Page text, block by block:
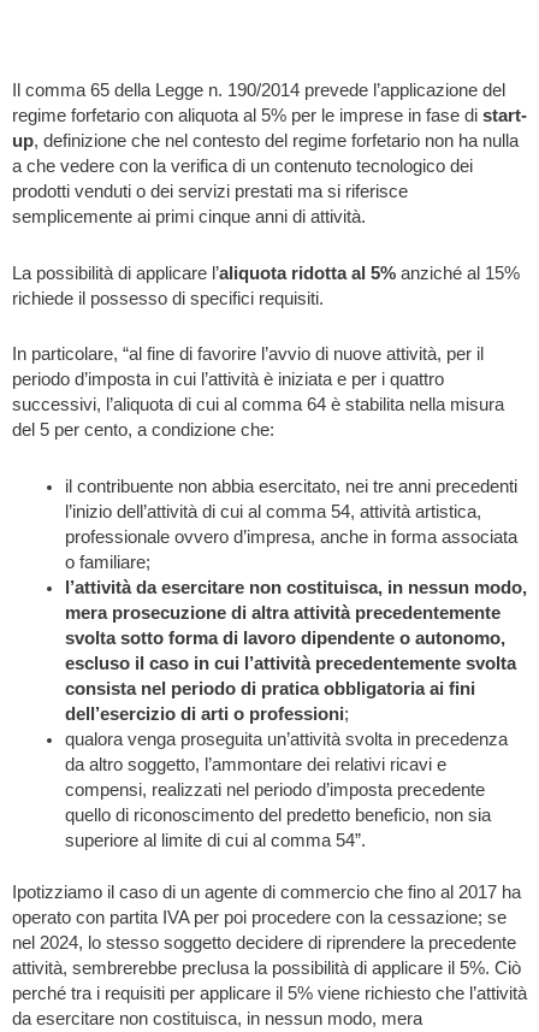
Il comma 65 della Legge n. 190/2014 prevede l’applicazione del
regime forfetario con aliquota al 5% per le imprese in fase di start-
up, definizione che nel contesto del regime forfetario non ha nulla
a che vedere con la verifica di un contenuto tecnologico dei
prodotti venduti o dei servizi prestati ma si riferisce
semplicemente ai primi cinque anni di attività.
La possibilità di applicare l’aliquota ridotta al 5% anziché al 15%
richiede il possesso di specifici requisiti.
In particolare, “al fine di favorire l’avvio di nuove attività, per il
periodo d’imposta in cui l’attività è iniziata e per i quattro
successivi, l’aliquota di cui al comma 64 è stabilita nella misura
del 5 per cento, a condizione che:
il contribuente non abbia esercitato, nei tre anni precedenti
l’inizio dell’attività di cui al comma 54, attività artistica,
professionale ovvero d’impresa, anche in forma associata
o familiare;
l’attività da esercitare non costituisca, in nessun modo,
mera prosecuzione di altra attività precedentemente
svolta sotto forma di lavoro dipendente o autonomo,
escluso il caso in cui l’attività precedentemente svolta
consista nel periodo di pratica obbligatoria ai fini
dell’esercizio di arti o professioni;
qualora venga proseguita un’attività svolta in precedenza
da altro soggetto, l’ammontare dei relativi ricavi e
compensi, realizzati nel periodo d’imposta precedente
quello di riconoscimento del predetto beneficio, non sia
superiore al limite di cui al comma 54”.
Ipotizziamo il caso di un agente di commercio che fino al 2017 ha
operato con partita IVA per poi procedere con la cessazione; se
nel 2024, lo stesso soggetto decidere di riprendere la precedente
attività, sembrerebbe preclusa la possibilità di applicare il 5%. Ciò
perché tra i requisiti per applicare il 5% viene richiesto che l’attività
da esercitare non costituisca, in nessun modo, mera